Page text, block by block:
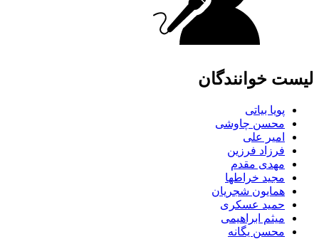
لیست خوانندگان
پویا بیاتی
محسن چاوشی
امیر علی
فرزاد فرزین
مهدی مقدم
مجید خراطها
همایون شجریان
حمید عسکری
میثم ابراهیمی
محسن یگانه